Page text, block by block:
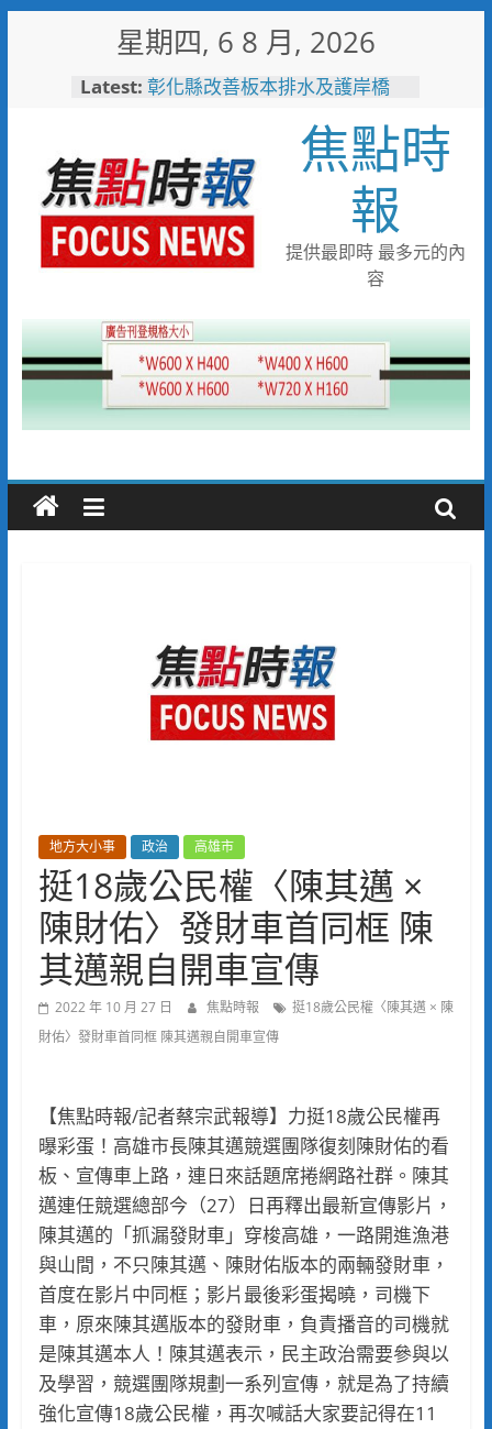
星期四, 6 8 月, 2026
Latest: 彰化縣改善板本排水及護岸橋
小米之家進駐高雄義享時尚廣
場 父親節開幕祭三重超狂優惠
少子化時代的地方解方！彰化市
未婚聯誼6年促成10對佳偶
彰化縣長參選人魏平政率議員團
隊攜手造勢 盼翻轉彰化打造新
局
敲敲門讓愛傳進門 彰化縣獨居
焦點時
報
提供最即時 最多元的內
容
地方大小事 政治 高雄市
挺18歲公民權〈陳其邁 ×
陳財佑〉發財車首同框 陳
其邁親自開車宣傳
2022 年 10 月 27 日 焦點時報
挺18歲公民權〈陳其邁 × 陳
財佑〉發財車首同框 陳其邁親自開車宣傳
【焦點時報/記者蔡宗武報導】力挺18歲公民權再
曝彩蛋！高雄市長陳其邁競選團隊復刻陳財佑的看
板、宣傳車上路，連日來話題席捲網路社群。陳其
邁連任競選總部今（27）日再釋出最新宣傳影片，
陳其邁的「抓漏發財車」穿梭高雄，一路開進漁港
與山間，不只陳其邁、陳財佑版本的兩輛發財車，
首度在影片中同框；影片最後彩蛋揭曉，司機下
車，原來陳其邁版本的發財車，負責播音的司機就
是陳其邁本人！陳其邁表示，民主政治需要參與以
及學習，競選團隊規劃一系列宣傳，就是為了持續
強化宣傳18歲公民權，再次喊話大家要記得在11